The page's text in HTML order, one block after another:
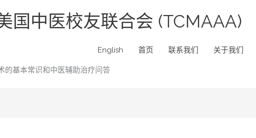
国中医校友联合会 (TCMAAA)
English 首页 联系我们 关于我们
的基本常识和中医辅助治疗问答